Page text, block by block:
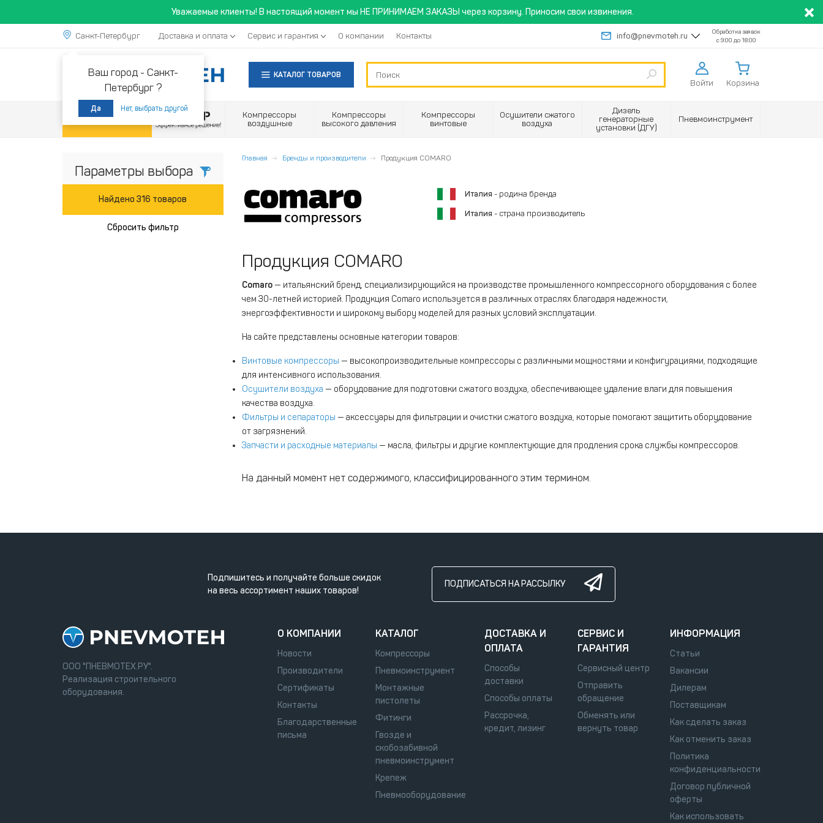
Уважаемые клиенты! В настоящий момент мы НЕ ПРИНИМАЕМ ЗАКАЗЫ через корзину. Приносим свои извинения.
Санкт-Петербург
Ваш город - Санкт-
Петербург ?
Да Нет, выбрать другой
Доставка и оплата Сервис и гарантия О компании Контакты info@pnevmoteh.ru
Обработка заявок
с 9:00 до 18:00
КАТАЛОГ ТОВАРОВ
Войти Корзина
Акции
Компрессоры
воздушные
Компрессоры
высокого давления
Компрессоры
винтовые
Осушители сжатого
воздуха
Дизель
генераторные
установки (ДГУ)
Пневмоинструмент
Параметры выбора
Найдено 316 товаров
Сбросить фильтр
Главная Бренды и производители Продукция COMARO
Италия - родина бренда
Италия - страна производитель
Продукция COMARO
Comaro— итальянский бренд, специализирующийся на производстве промышленного компрессорного оборудования с более
чем 30-летней историей. Продукция Comaro используется в различных отраслях благодаря надежности,
энергоэффективности и широкому выбору моделей для разных условий эксплуатации.
На сайте представлены основные категории товаров:
Винтовые компрессоры — высокопроизводительные компрессоры с различными мощностями и конфигурациями, подходящие
для интенсивного использования.
Осушители воздуха — оборудование для подготовки сжатого воздуха, обеспечивающее удаление влаги для повышения
качества воздуха.
Фильтры и сепараторы — аксессуары для фильтрации и очистки сжатого воздуха, которые помогают защитить оборудование
от загрязнений.
Запчасти и расходные материалы — масла, фильтры и другие комплектующие для продления срока службы компрессоров.
На данный момент нет содержимого, классифицированного этим термином.
Подпишитесь и получайте больше скидок
на весь ассортимент наших товаров!
ПОДПИСАТЬСЯ НА РАССЫЛКУ
ООО "ПНЕВМОТЕХ.РУ".
Реализация строительного
оборудования.
О КОМПАНИИ
Новости
Производители
Сертификаты
Контакты
Благодарственные
письма
КАТАЛОГ
Компрессоры
Пневмоинструмент
Монтажные
пистолеты
Фитинги
Гвозде и
скобозабивной
пневмоинструмент
Крепеж
Пневмооборудование
ДОСТАВКА И
ОПЛАТА
Способы
доставки
Способы оплаты
Рассрочка,
кредит, лизинг
СЕРВИС И
ГАРАНТИЯ
Сервисный центр
Отправить
обращение
Обменять или
вернуть товар
ИНФОРМАЦИЯ
Статьи
Вакансии
Дилерам
Поставщикам
Как сделать заказ
Как отменить заказ
Политика
конфиденциальности
Договор публичной
оферты
Как использовать